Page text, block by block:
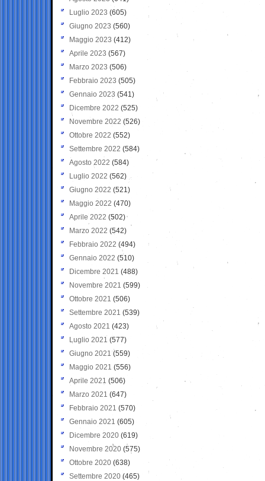
Luglio 2023 (605)
Giugno 2023 (560)
Maggio 2023 (412)
Aprile 2023 (567)
Marzo 2023 (506)
Febbraio 2023 (505)
Gennaio 2023 (541)
Dicembre 2022 (525)
Novembre 2022 (526)
Ottobre 2022 (552)
Settembre 2022 (584)
Agosto 2022 (584)
Luglio 2022 (562)
Giugno 2022 (521)
Maggio 2022 (470)
Aprile 2022 (502)
Marzo 2022 (542)
Febbraio 2022 (494)
Gennaio 2022 (510)
Dicembre 2021 (488)
Novembre 2021 (599)
Ottobre 2021 (506)
Settembre 2021 (539)
Agosto 2021 (423)
Luglio 2021 (577)
Giugno 2021(559)
Maggio 2021 (556)
Aprile 2021 (506)
Marzo 2021 (647)
Febbraio 2021 (570)
Gennaio 2021 (605)
Dicembre 2020 (619)
Novembre 2020 (575)
Ottobre 2020 (638)
Settembre 2020(465)